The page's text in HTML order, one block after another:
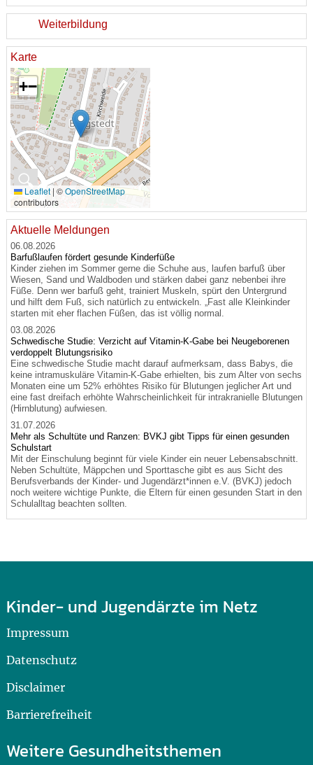
Weiterbildung
Karte
🔍
+−
Leaflet | ©OpenStreetMap
contributors
Aktuelle Meldungen
06.08.2026
Barfußlaufen fördert gesunde Kinderfüße
Kinder ziehen im Sommer gerne die Schuhe aus, laufen barfuß über
Wiesen, Sand und Waldboden und stärken dabei ganz nebenbei ihre
Füße. Denn wer barfuß geht, trainiert Muskeln, spürt den Untergrund
und hilft dem Fuß, sich natürlich zu entwickeln. „Fast alle Kleinkinder
starten mit eher flachen Füßen, das ist völlig normal.
03.08.2026
Schwedische Studie: Verzicht auf Vitamin-K-Gabe bei Neugeborenen
verdoppelt Blutungsrisiko
Eine schwedische Studie macht darauf aufmerksam, dass Babys, die
keine intramuskuläre Vitamin-K-Gabe erhielten, bis zum Alter von sechs
Monaten eine um 52% erhöhtes Risiko für Blutungen jeglicher Art und
eine fast dreifach erhöhte Wahrscheinlichkeit für intrakranielle Blutungen
(Hirnblutung) aufwiesen.
31.07.2026
Mehr als Schultüte und Ranzen: BVKJ gibt Tipps für einen gesunden
Schulstart
Mit der Einschulung beginnt für viele Kinder ein neuer Lebensabschnitt.
Neben Schultüte, Mäppchen und Sporttasche gibt es aus Sicht des
Berufsverbands der Kinder- und Jugendärzt*innen e.V. (BVKJ) jedoch
noch weitere wichtige Punkte, die Eltern für einen gesunden Start in den
Schulalltag beachten sollten.
Kinder- und Jugendärzte im Netz
Impressum
Datenschutz
Disclaimer
Barrierefreiheit
Weitere Gesundheitsthemen